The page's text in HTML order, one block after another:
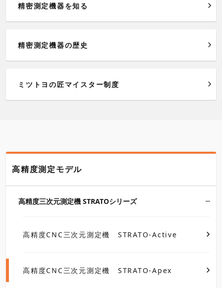
精密測定機器を知る
精密測定機器の歴史
ミツトヨの匠マイスター制度
高精度測定モデル
高精度三次元測定機 STRATOシリーズ
高精度CNC三次元測定機 STRATO-Active
高精度CNC三次元測定機 STRATO-Apex